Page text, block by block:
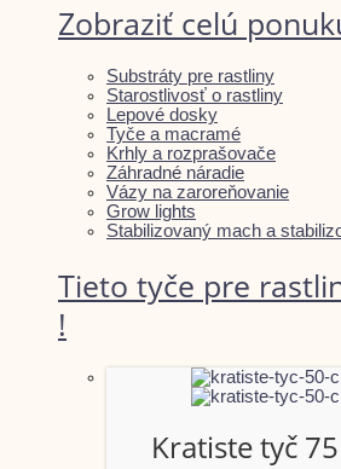
Zobraziť celú
Substráty pre rastliny
Starostlivosť o rastliny
Lepové dosky
Tyče a macramé
Krhly a rozprašovače
Záhradné náradie
Vázy na zaroreňovanie
Grow lights
Stabilizovaný mach a
Tieto tyče pre
!
Kratiste tyč